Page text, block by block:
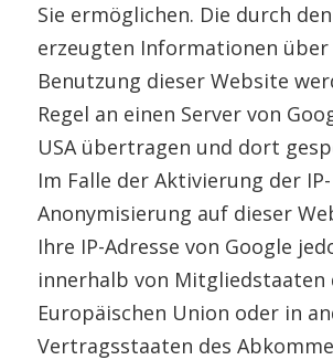
Sie ermöglichen. Die durch
erzeugten Informationen über
Benutzung dieser Website
Regel an einen Server von
USA übertragen und dort
Im Falle der Aktivierung der IP-
Anonymisierung auf dieser
Ihre IP-Adresse von Google
innerhalb von Mitgliedstaaten
Europäischen Union oder in
Vertragsstaaten des